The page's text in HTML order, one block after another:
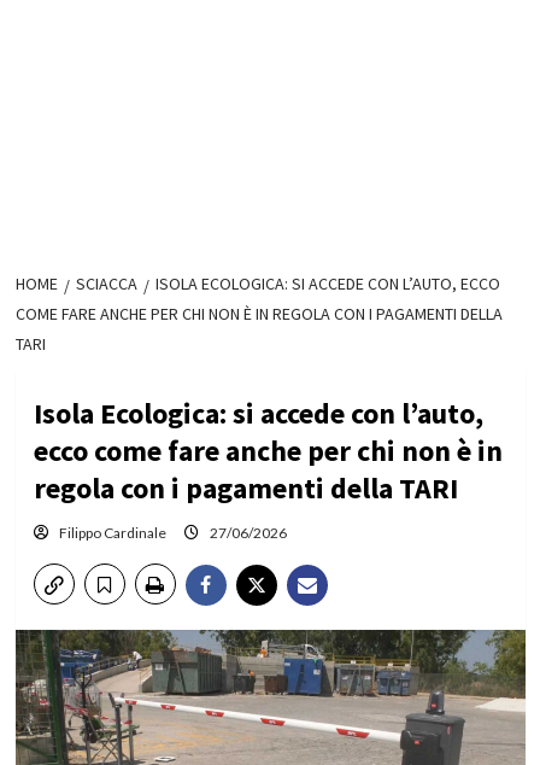
HOME SCIACCA
ISOLA ECOLOGICA: SI ACCEDE CON L’AUTO, ECCO
COME FARE ANCHE PER CHI NON È IN REGOLA CON I PAGAMENTI DELLA
TARI
Isola Ecologica: si accede con l’auto,
ecco come fare anche per chi non è in
regola con i pagamenti della TARI
Filippo Cardinale 27/06/2026